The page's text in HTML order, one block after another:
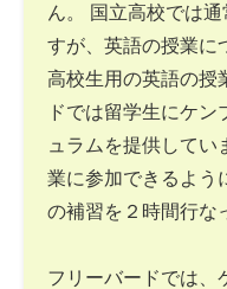
ん。 国立高校では
すが、英語の授業に
高校生用の英語の授
ドでは留学生にケ
ュラムを提供してい
業に参加できるよう
の補習を２時間行な
フリーバードでは、